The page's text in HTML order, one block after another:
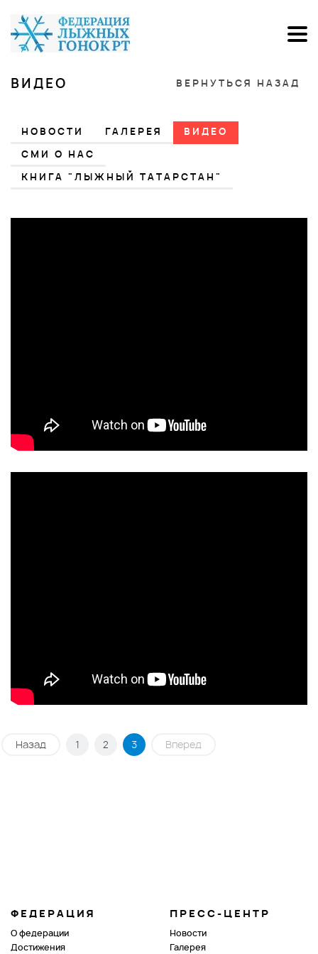
ВИДЕО ВЕРНУТЬСЯ НАЗАД
НОВОСТИ ГАЛЕРЕЯ
ВИДЕО
СМИ О НАС
КНИГА "ЛЫЖНЫЙ ТАТАРСТАН"
Назад 1 2 3 Вперед
ФЕДЕРАЦИЯ
О федерации
Достижения
ПРЕСС-ЦЕНТР
Новости
Галерея